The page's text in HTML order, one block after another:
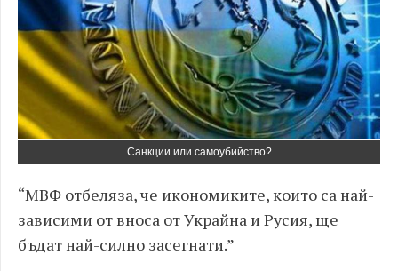
Санкции или самоубийство?
“МВФ отбеляза, че икономиките, които са най-
зависими от вноса от Украйна и Русия, ще
бъдат най-силно засегнати.”